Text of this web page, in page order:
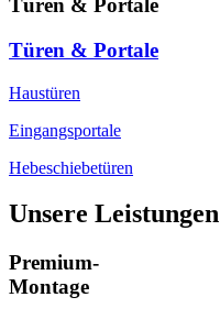
Türen & Portale
Türen & Portale
Haustüren
Eingangsportale
Hebeschiebetüren
Unsere Leistungen
Premium-
Montage